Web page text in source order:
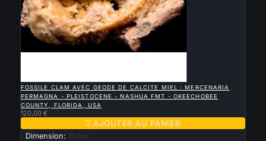
FOSSILE CLAM AVEC GEODE DE CALCITE MIEL : MERCENARIA
PERMAGNA - PLEISTOCENE - NASHUA FMT - OKEECHOBEE
COUNTY, FLORIDA, USA
120,00 €
 AJOUTER AU PANIER
Dimension: 11 cm